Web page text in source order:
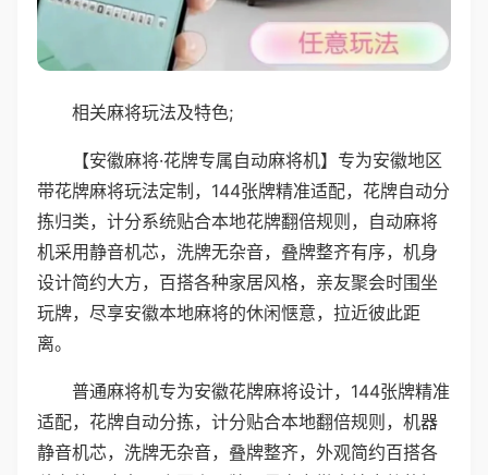
相关麻将玩法及特色;
【安徽麻将·花牌专属自动麻将机】专为安徽地区
带花牌麻将玩法定制，144张牌精准适配，花牌自动分
拣归类，计分系统贴合本地花牌翻倍规则，自动麻将
机采用静音机芯，洗牌无杂音，叠牌整齐有序，机身
设计简约大方，百搭各种家居风格，亲友聚会时围坐
玩牌，尽享安徽本地麻将的休闲惬意，拉近彼此距
离。
普通麻将机专为安徽花牌麻将设计，144张牌精准
适配，花牌自动分拣，计分贴合本地翻倍规则，机器
静音机芯，洗牌无杂音，叠牌整齐，外观简约百搭各